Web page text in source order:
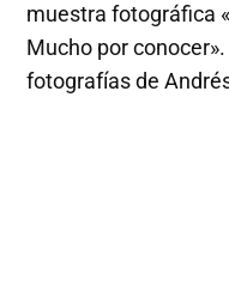
muestra fotográfica
Mucho por
fotografías de